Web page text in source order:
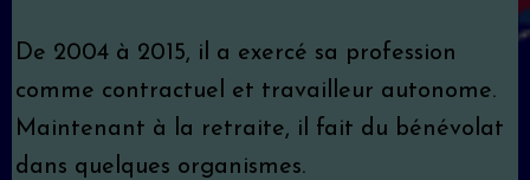
De 2004 à 2015, il a exercé sa profession
comme contractuel et travailleur autonome.
Maintenant à la retraite, il fait du bénévolat
dans quelques organismes.